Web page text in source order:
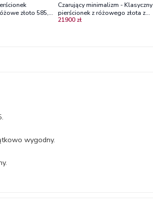
złoto 585,
Czarujący minimalizm - Klasyczny
pierścionek z różowego złota z
brylantem 0,5 ct
21900 zł
wygodny.